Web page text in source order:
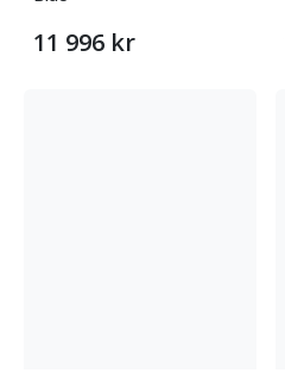
11 996 kr